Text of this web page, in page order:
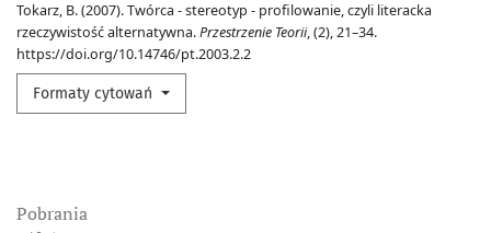
Tokarz, B. (2007). Twórca - stereotyp - profilowanie, czyli literacka
rzeczywistość alternatywna.Przestrzenie Teorii, (2), 21–34.
https://doi.org/10.14746/pt.2003.2.2
Formaty cytowań
Pobrania